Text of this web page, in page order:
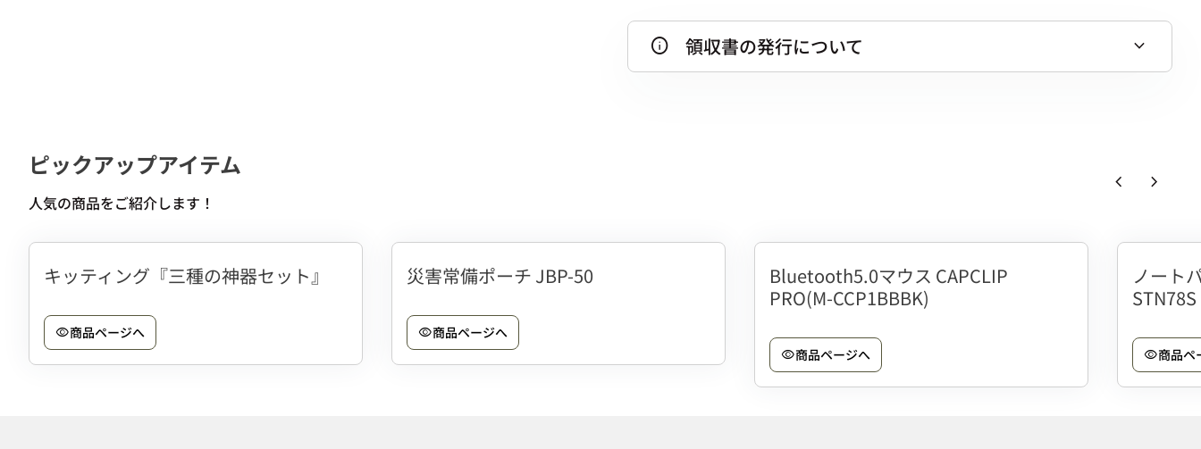
info 領収書の発行について expand_more
ピックアップアイテム
人気の商品をご紹介します！
chevron_left chevron_right
キッティング『三種の神器セット』
visibility商品ページへ
災害常備ポーチ JBP-50
visibility商品ページへ
Bluetooth5.0マウス CAPCLIP
PRO(M-CCP1BBBK)
visibility商品ページへ
ノート
STN78S
visibility商品ペ